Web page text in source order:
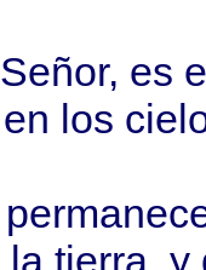
Señor, es
en los
la tierra, y